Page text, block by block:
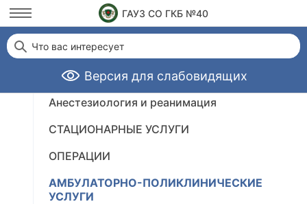
ГАУЗ СО ГКБ №40
Версия для слабовидящих
Что вас интересует
Платные немедицинские (сервисные) услуги
Платные медицинские услуги
Анестезиология и реанимация
СТАЦИОНАРНЫЕ УСЛУГИ
ОПЕРАЦИИ
АМБУЛАТОРНО-ПОЛИКЛИНИЧЕСКИЕ
УСЛУГИ